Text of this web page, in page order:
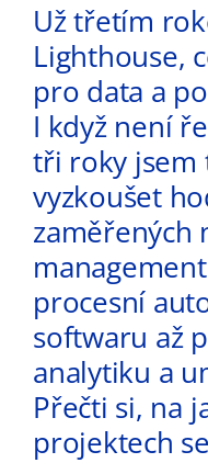
Už třetím
Lighthouse,
pro data a
I když není
tři roky jsem
vyzkoušet
zaměřených
procesní
softwaru až
analytiku a
Přečti si, na
projektech